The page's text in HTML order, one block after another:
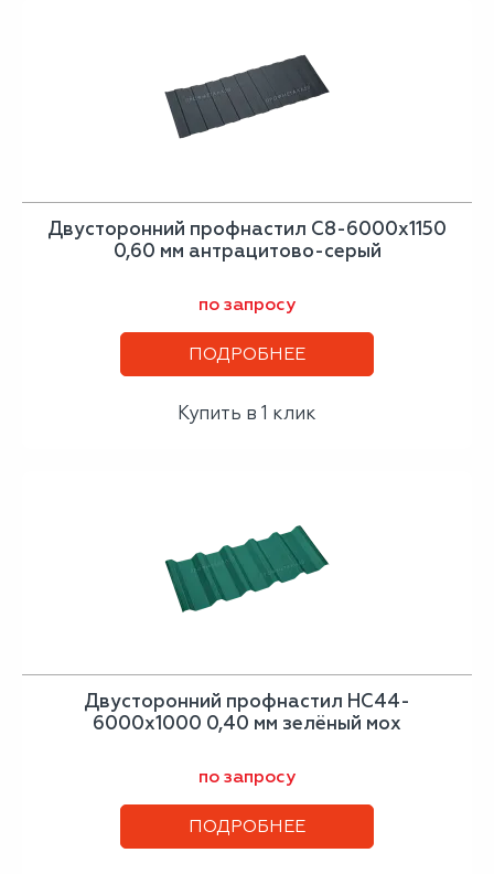
Двусторонний профнастил С8-6000х1150
0,60 мм антрацитово-серый
по запросу
ПОДРОБНЕЕ
Купить в 1 клик
Двусторонний профнастил НС44-
6000х1000 0,40 мм зелёный мох
по запросу
ПОДРОБНЕЕ